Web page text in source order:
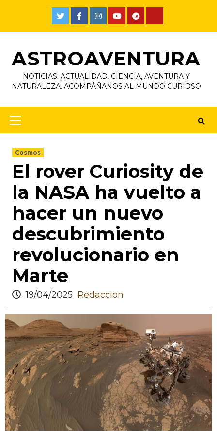
ASTROAVENTURA
NOTICIAS: ACTUALIDAD, CIENCIA, AVENTURA Y
NATURALEZA. ACOMPÁÑANOS AL MUNDO CURIOSO
Cosmos
El rover Curiosity de
la NASA ha vuelto a
hacer un nuevo
descubrimiento
revolucionario en
Marte
19/04/2025 Redaccion